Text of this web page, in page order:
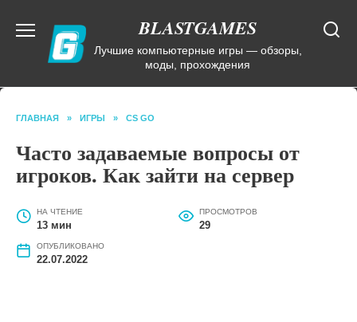
содержанию
BLASTGAMES
Лучшие компьютерные игры — обзоры,
моды, прохождения
ГЛАВНАЯ » ИГРЫ » CS GO
Часто задаваемые вопросы от
игроков. Как зайти на сервер
НА ЧТЕНИЕ
13 мин
ПРОСМОТРОВ
29
ОПУБЛИКОВАНО
22.07.2022